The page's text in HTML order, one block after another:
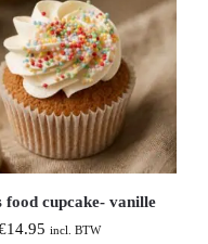
food cupcake- vanille
14.95 incl. BTW